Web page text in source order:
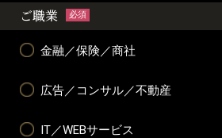
ご職業 必須
金融／保険／商社
広告／コンサル／不動産
IT／WEBサービス